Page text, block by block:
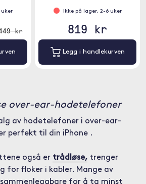
uker
kr
Ikke på lager, 2-6 uker
819 kr
Legg i handlekurven
over-ear-hodetelefoner
av hodetelefoner i over-ear-
perfekt til din iPhone .
også er trådløse,trenger
for floker i kabler. Mange av
for å ta minst